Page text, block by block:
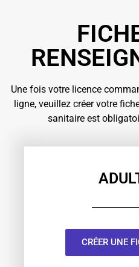
Une fois votre licence
ligne, veuillez créer votre
sanitaire est
CRÉER UNE